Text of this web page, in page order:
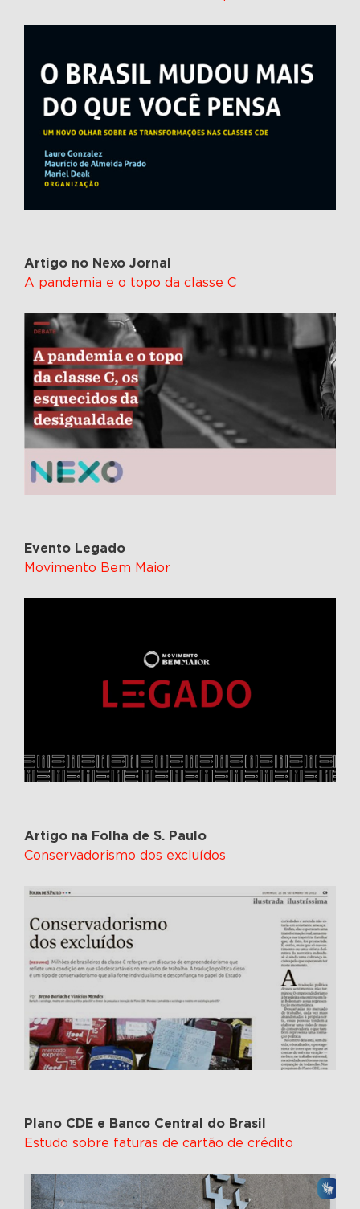
Artigo no Nexo Jornal
A pandemia e o topo da classe C
Evento Legado
Movimento Bem Maior
Artigo na Folha de S. Paulo
Conservadorismo dos excluídos
Plano CDE e Banco Central do Brasil
Estudo sobre faturas de cartão de crédito